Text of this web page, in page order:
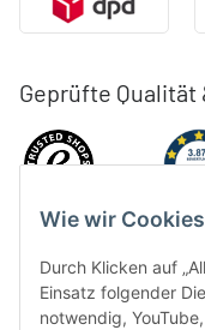
Wie wir
Durch Klicken auf
Einsatz folgender
notwendig,
Geprüfte